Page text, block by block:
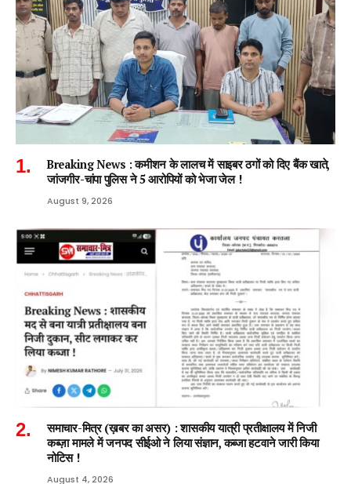
Breaking News : कमीशन के लालच में साइबर ठगों को दिए बैंक खाते,
जांजगीर-चांपा पुलिस ने 5 आरोपियों को भेजा जेल !
August 9, 2026
समाचार-मित्र (ख़बर का असर) : शासकीय यात्री प्रतीक्षालय में निजी
कब्ज़ा मामले में जनपद सीईओ ने लिया संज्ञान, कब्जा हटवाने जारी किया
नोटिस !
August 4, 2026